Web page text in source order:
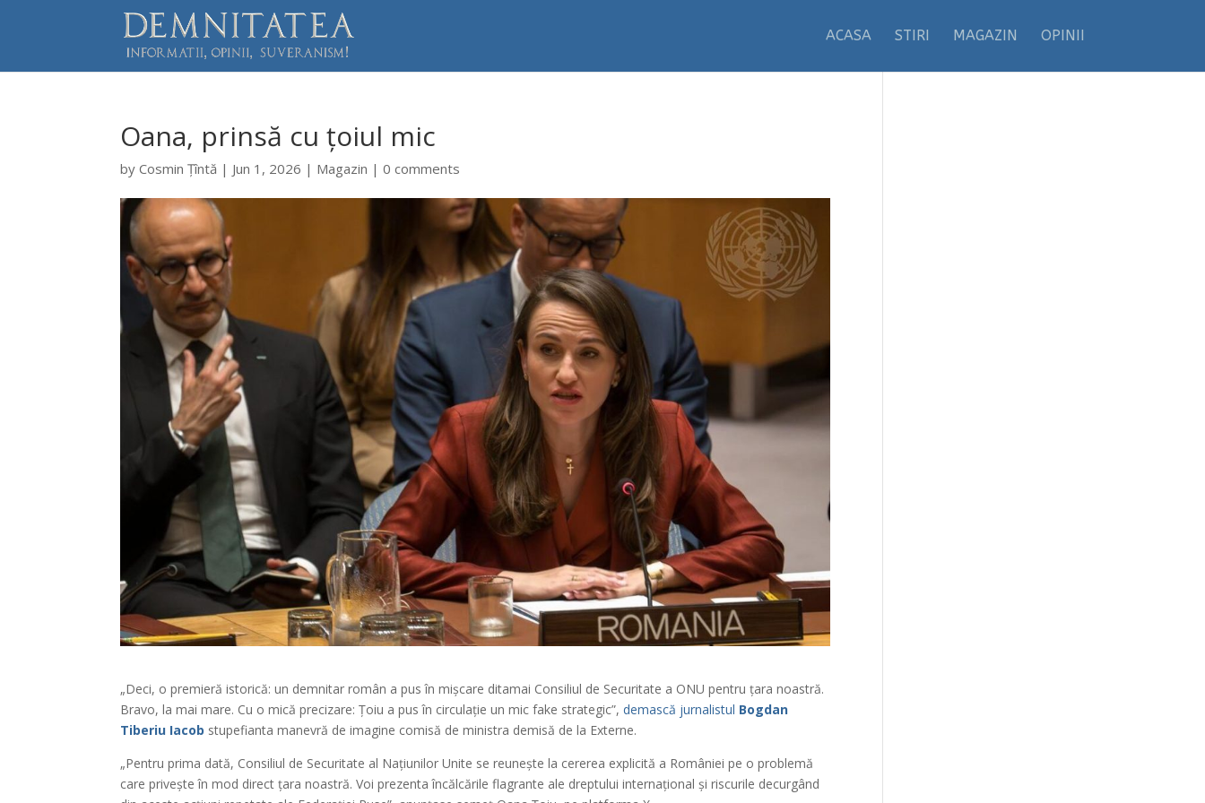
ACASA STIRI MAGAZIN OPINII
Oana, prinsă cu țoiul mic
byCosmin Țîntă | Jun 1, 2026 | Magazin |0 comments
„Deci, o premieră istorică: un demnitar român a pus în mișcare ditamai Consiliul de Securitate a ONU pentru țara noastră.
Bravo, la mai mare. Cu o mică precizare: Țoiu a pus în circulație un mic fake strategic”,demască jurnalistul Bogdan
Tiberiu Iacob stupefianta manevră de imagine comisă de ministra demisă de la Externe.
„Pentru prima dată, Consiliul de Securitate al Națiunilor Unite se reunește la cererea explicită a României pe o problemă
care privește în mod direct țara noastră. Voi prezenta încălcările flagrante ale dreptului internațional și riscurile decurgând